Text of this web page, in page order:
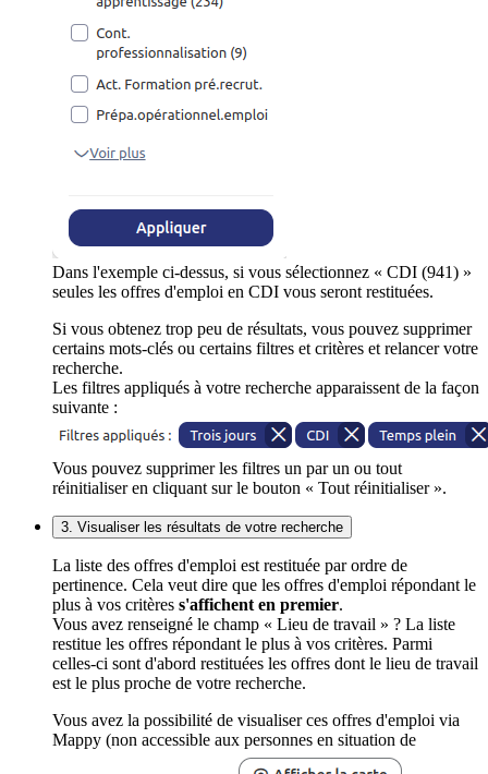
Dans l'exemple ci-dessus, si vous sélectionnez « CDI (941) »
seules les offres d'emploi en CDI vous seront restituées.
Si vous obtenez trop peu de résultats, vous pouvez supprimer
certains mots-clés ou certains filtres et critères et relancer votre
recherche.
Les filtres appliqués à votre recherche apparaissent de la façon
suivante :
Vous pouvez supprimer les filtres un par un ou tout
réinitialiser en cliquant sur le bouton « Tout réinitialiser ».
3. Visualiser les résultats de votre recherche
La liste des offres d'emploi est restituée par ordre de
pertinence. Cela veut dire que les offres d'emploi répondant le
plus à vos critères s'affichent en premier.
Vous avez renseigné le champ « Lieu de travail » ? La liste
restitue les offres répondant le plus à vos critères. Parmi
celles-ci sont d'abord restituées les offres dont le lieu de travail
est le plus proche de votre recherche.
Vous avez la possibilité de visualiser ces offres d'emploi via
Mappy (non accessible aux personnes en situation de